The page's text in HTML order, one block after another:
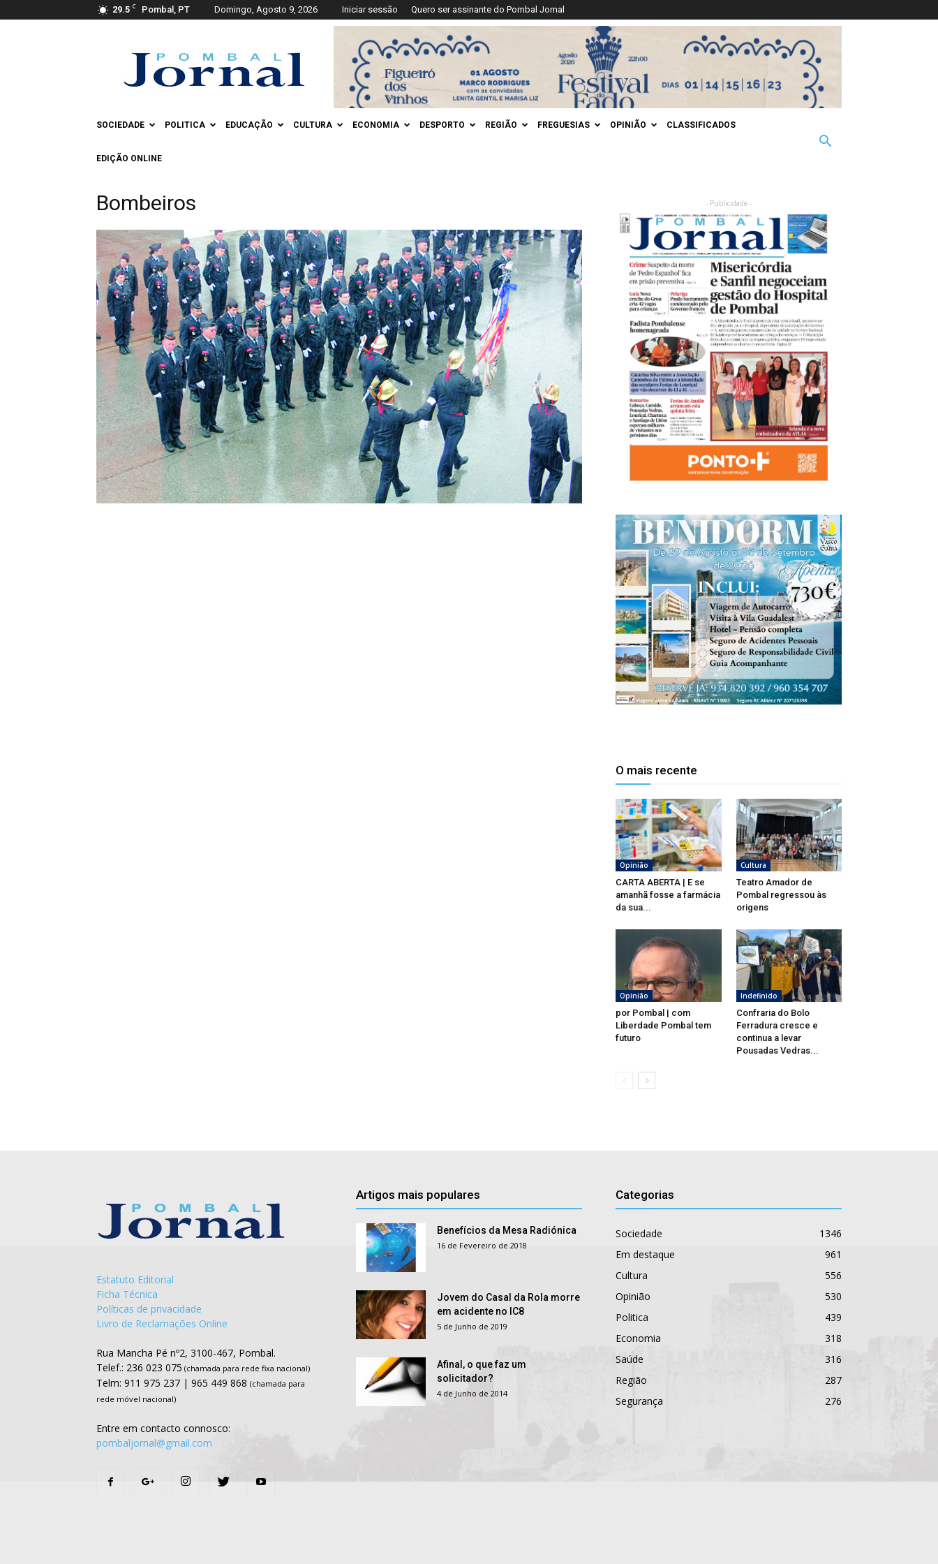
29.5 C Pombal, PT Domingo, Agosto 9, 2026 Iniciar sessão Quero ser assinante do Pombal Jornal
Jornal
SOCIEDADE POLITICA EDUCAÇÃO CULTURA ECONOMIA DESPORTO REGIÃO FREGUESIAS OPINIÃO CLASSIFICADOS
EDIÇÃO ONLINE
Bombeiros - Publicidade -
O mais recente
Opinião
CARTA ABERTA | E se
amanhã fosse a farmácia
da sua...
Cultura
Teatro Amador de
Pombal regressou às
origens
Opinião
por Pombal | com
Liberdade Pombal tem
futuro
Indefinido
Confraria do Bolo
Ferradura cresce e
continua a levar
Pousadas Vedras...
Estatuto Editorial
Ficha Técnica
Políticas de privacidade
Livro de Reclamações Online
Rua Mancha Pé nº2, 3100-467, Pombal.
Telef.: 236 023 075 (chamada para rede fixa nacional)
Telm: 911 975 237 | 965 449 868 (chamada para
rede móvel nacional)
Entre em contacto connosco:
pombaljornal@gmail.com
Artigos mais populares
Benefícios da Mesa Radiónica
16 de Fevereiro de 2018
Jovem do Casal da Rola morre
em acidente no IC8
5 de Junho de 2019
Afinal, o que faz um
solicitador?
4 de Junho de 2014
Categorias
Sociedade
1346
Em destaque
961
Cultura
556
Opinião
530
Politica
439
Economia
318
Saúde
316
Região
287
Segurança
276